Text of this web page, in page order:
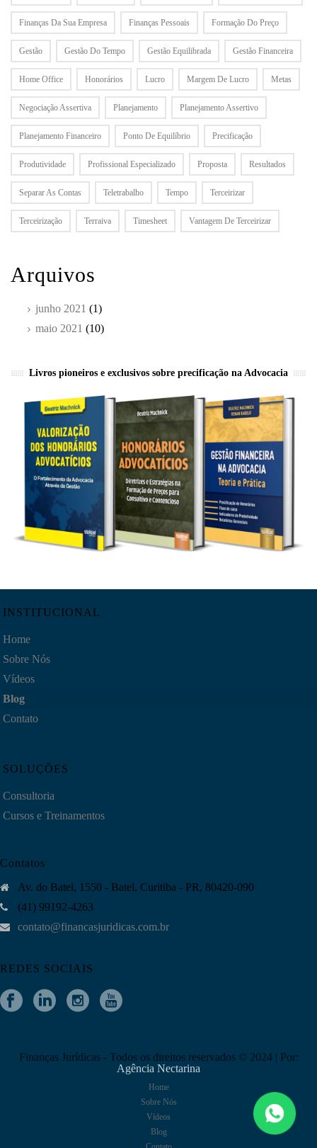
Finanças Da Sua Empresa Finanças Pessoais Formação Do Preço
Gestão Gestão Do Tempo Gestão Equilibrada Gestão Financeira
Home Office Honorários Lucro Margem De Lucro Metas
Negociação Assertiva Planejamento Planejamento Assertivo
Planejamento Financeiro Ponto De Equilíbrio Precificação
Produtividade Profissional Especializado Proposta Resultados
Separar As Contas Teletrabalho Tempo Terceirizar
Terceirização Terraiva Timesheet Vantagem De Terceirizar
Arquivos
junho 2021 (1)
maio 2021 (10)
Livros pioneiros e exclusivos sobre precificação na Advocacia
INSTITUCIONAL
Home
Sobre Nós
Vídeos
Blog
Contato
SOLUÇÕES
Consultoria
Cursos e Treinamentos
Contatos
Av. do Batel, 1550 - Batel, Curitiba - PR, 80420-090
(41) 99192-4263
contato@financasjuridicas.com.br
REDES SOCIAIS
Finanças Jurídicas - Todos os direitos reservados © 2024 | Por:
Agência Nectarina
Home
Sobre Nós
Vídeos
Blog